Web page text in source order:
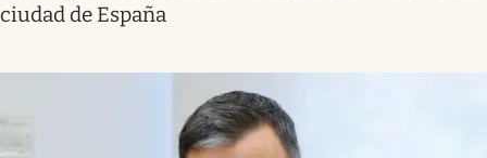
ciudad de España